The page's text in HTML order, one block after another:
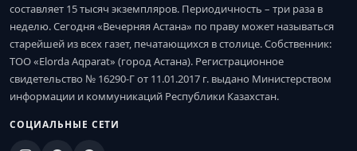
составляет 15 тысяч экземпляров. Периодичность – три раза в
неделю. Сегодня «Вечерняя Астана» по праву может называться
старейшей из всех газет, печатающихся в столице. Собственник:
ТОО «Elorda Aqparat» (город Астана). Регистрационное
свидетельство № 16290-Г от 11.01.2017 г. выдано Министерством
информации и коммуникаций Республики Казахстан.
СОЦИАЛЬНЫЕ СЕТИ